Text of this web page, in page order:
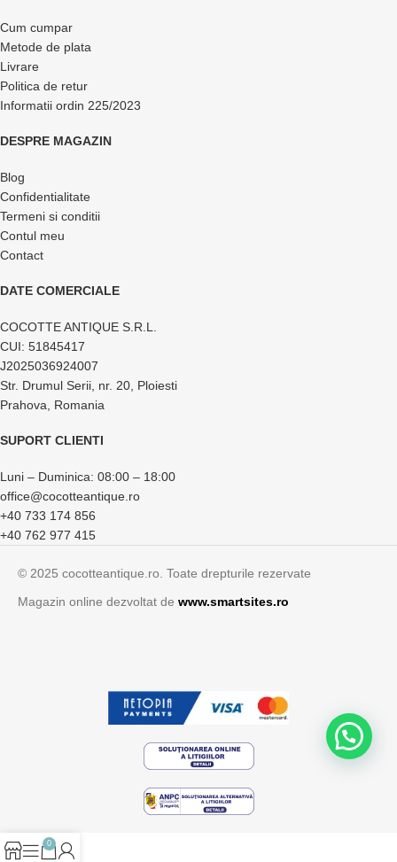
Cum cumpar
Metode de plata
Livrare
Politica de retur
Informatii ordin 225/2023
DESPRE MAGAZIN
Blog
Confidentialitate
Termeni si conditii
Contul meu
Contact
DATE COMERCIALE
COCOTTE ANTIQUE S.R.L.
CUI: 51845417
J2025036924007
Str. Drumul Serii, nr. 20, Ploiesti
Prahova, Romania
SUPORT CLIENTI
Luni – Duminica: 08:00 – 18:00
office@cocotteantique.ro
+40 733 174 856
+40 762 977 415
© 2025 cocotteantique.ro. Toate drepturile rezervate
Magazin online dezvoltat de www.smartsites.ro
0